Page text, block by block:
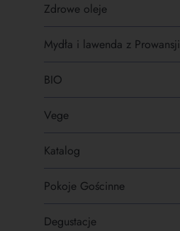
Zdrowe oleje
Mydła i lawenda z Prowansji
BIO
Vege
Katalog
Pokoje Gościnne
Degustacje